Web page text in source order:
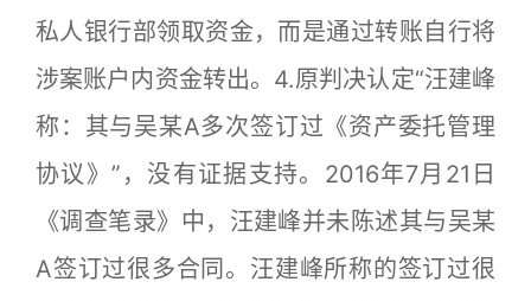
私人银行部领取资金，而是通过转账自行将
涉案账户内资金转出。4.原判决认定“汪建峰
称：其与吴某A多次签订过《资产委托管理
协议》”，没有证据支持。2016年7月21日
《调查笔录》中，汪建峰并未陈述其与吴某
A签订过很多合同。汪建峰所称的签订过很